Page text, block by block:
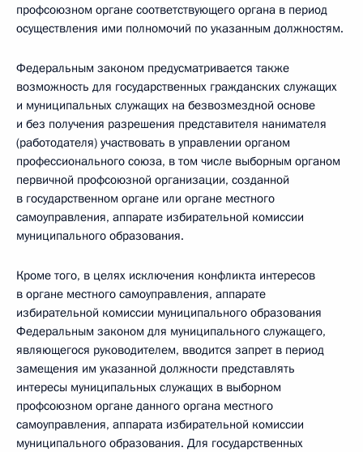
профсоюзном органе соответствующего органа в период
осуществления ими полномочий по указанным должностям.
Федеральным законом предусматривается также
возможность для государственных гражданских служащих
и муниципальных служащих на безвозмездной основе
и без получения разрешения представителя нанимателя
(работодателя) участвовать в управлении органом
профессионального союза, в том числе выборным органом
первичной профсоюзной организации, созданной
в государственном органе или органе местного
самоуправления, аппарате избирательной комиссии
муниципального образования.
Кроме того, в целях исключения конфликта интересов
в органе местного самоуправления, аппарате
избирательной комиссии муниципального образования
Федеральным законом для муниципального служащего,
являющегося руководителем, вводится запрет в период
замещения им указанной должности представлять
интересы муниципальных служащих в выборном
профсоюзном органе данного органа местного
самоуправления, аппарата избирательной комиссии
муниципального образования. Для государственных